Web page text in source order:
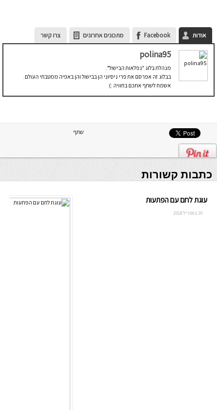
אודות Facebook מתכונים אחרונים צרו קשר
polina95
מנהלת בלוג "נפלאות הבישול".
בבלוג זה אפרסם את פרי ניסיוני הן בבישול והן באפיה ממטבחי העולם.
אשמח לשתף אתכם בחוויה :)
שתף
כתבות קשורות
עוגת לחם עם הפתעות
20 באפריל 2018